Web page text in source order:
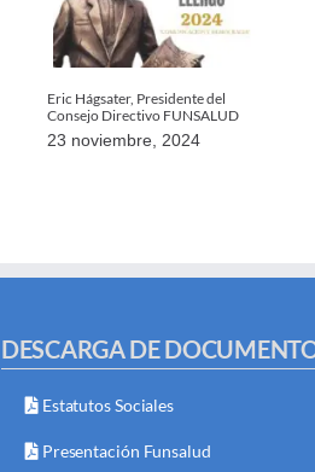
Eric Hágsater, Presidente del
Consejo Directivo FUNSALUD
23 noviembre, 2024
DESCARGA DE
Estatutos Sociales
Presentación Funsalud